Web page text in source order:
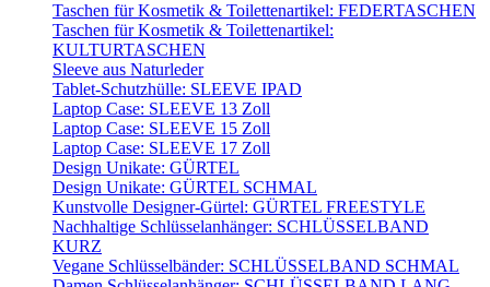
Taschen für Kosmetik & Toilettenartikel: FEDERTASCHEN
Taschen für Kosmetik & Toilettenartikel:
KULTURTASCHEN
Sleeve aus Naturleder
Tablet-Schutzhülle: SLEEVE IPAD
Laptop Case: SLEEVE 13 Zoll
Laptop Case: SLEEVE 15 Zoll
Laptop Case: SLEEVE 17 Zoll
Design Unikate: GÜRTEL
Design Unikate: GÜRTEL SCHMAL
Kunstvolle Designer-Gürtel: GÜRTEL FREESTYLE
Nachhaltige Schlüsselanhänger: SCHLÜSSELBAND
KURZ
Vegane Schlüsselbänder: SCHLÜSSELBAND SCHMAL